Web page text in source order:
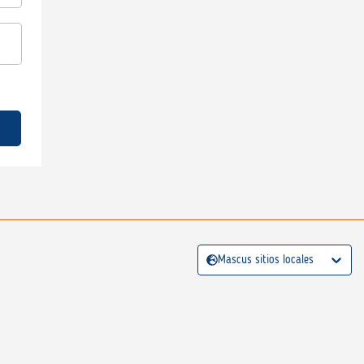
Mascus sitios locales